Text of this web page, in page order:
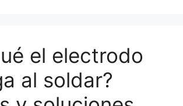
el electrodo
al soldar?